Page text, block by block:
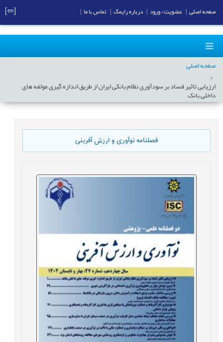
صفحه اصلی
ارزیابی تاثیر فساد بر سودآوری نظام بانکی ایران از طریق اندازه گیری مولفه های
داخلی بانک
فصلنامه نوآوری و ارزش آفرینی
صفحه اصلی عضویت/ ورود درباره رایمگ تماس با ما